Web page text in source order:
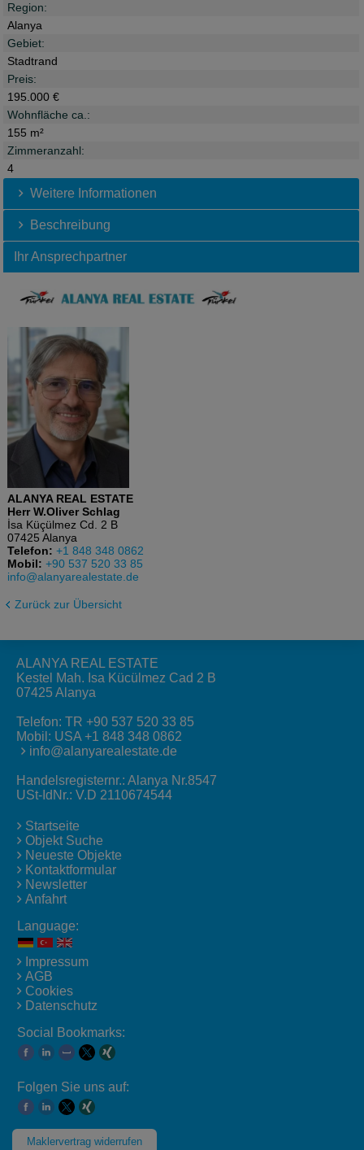
Region:
Alanya
Gebiet:
Stadtrand
Preis:
195.000 €
Wohnfläche ca.:
155 m²
Zimmeranzahl:
4
Weitere Informationen
Beschreibung
Ihr Ansprechpartner
ALANYA REAL ESTATE
Herr W.Oliver Schlag
İsa Küçülmez Cd. 2 B
07425 Alanya
Telefon: +1 848 348 0862
Mobil: +90 537 520 33 85
info@alanyarealestate.de
Zurück zur Übersicht
ALANYA REAL ESTATE
Kestel Mah. Isa Kücülmez Cad 2 B
07425 Alanya
Telefon: TR +90 537 520 33 85
Mobil: USA +1 848 348 0862
info@alanyarealestate.de
Handelsregisternr.: Alanya Nr.8547
USt-IdNr.: V.D 2110674544
Startseite
Objekt Suche
Neueste Objekte
Kontaktformular
Newsletter
Anfahrt
Language:
Impressum
AGB
Cookies
Datenschutz
Social Bookmarks:
Folgen Sie uns auf:
Maklervertrag widerrufen